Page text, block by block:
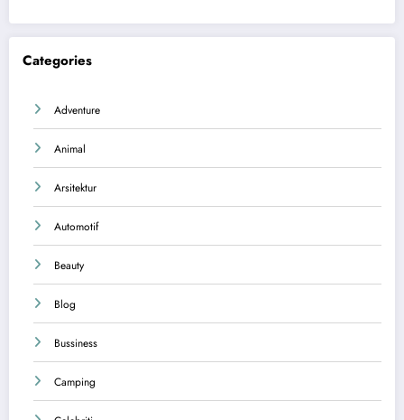
Categories
Adventure
Animal
Arsitektur
Automotif
Beauty
Blog
Bussiness
Camping